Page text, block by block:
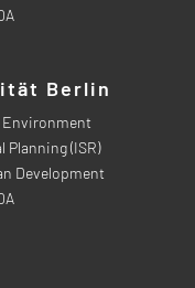
Berlin
Environment
(ISR)
Development